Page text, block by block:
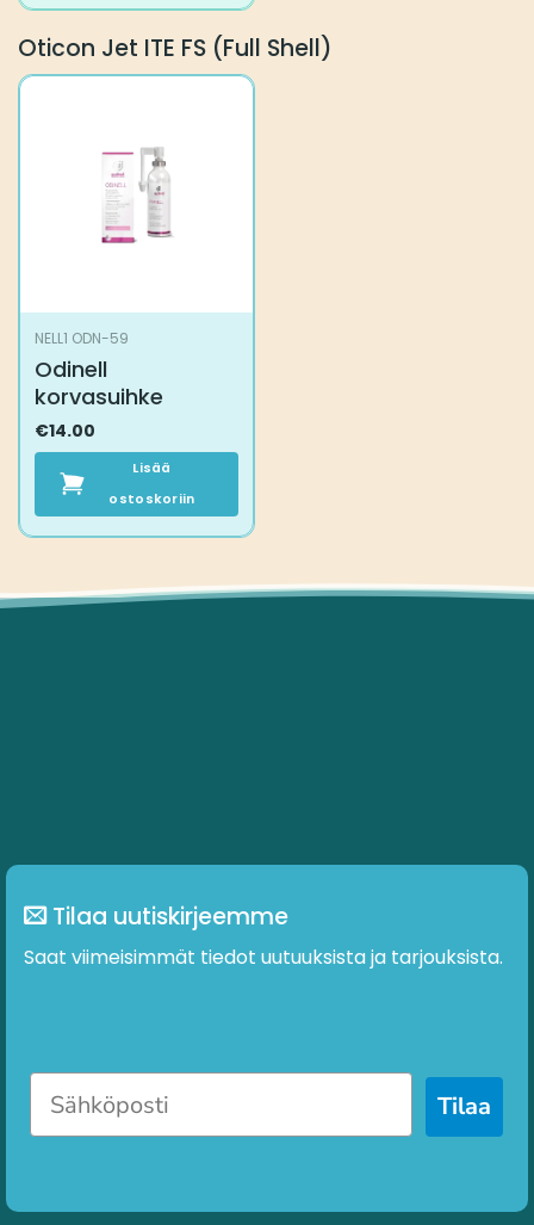
Oticon Jet ITE FS (Full Shell)
NELL1 ODN-59
Odinell
korvasuihke
€14.00
Lisää
ostoskoriin
Tilaa uutiskirjeemme
Saat viimeisimmät tiedot uutuuksista ja tarjouksista.
Tilaa